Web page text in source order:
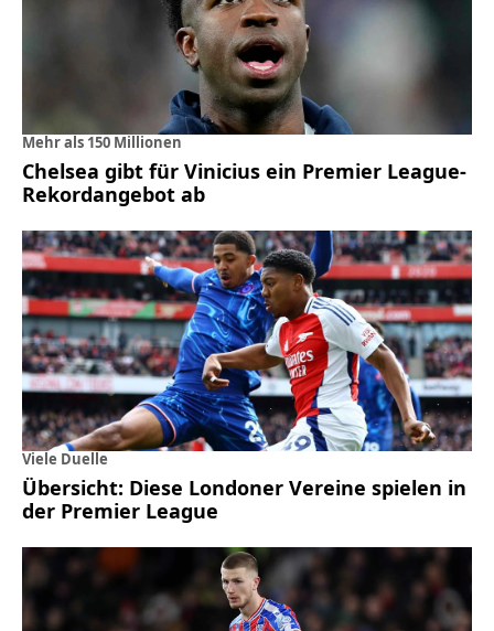
Mehr als 150 Millionen
Chelsea gibt für Vinicius ein Premier League-
Rekordangebot ab
Viele Duelle
Übersicht: Diese Londoner Vereine spielen in
der Premier League